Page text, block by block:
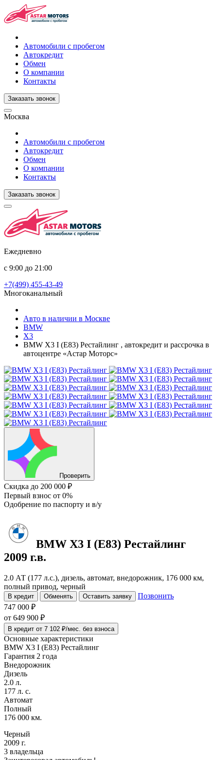
Автомобили с пробегом
Автокредит
Обмен
О компании
Контакты
Заказать звонок
Москва
Автомобили с пробегом
Автокредит
Обмен
О компании
Контакты
Заказать звонок
Ежедневно
с 9:00 до 21:00
+7(499) 455-43-49
Многоканальный
Авто в наличии в Москве
BMW
X3
BMW X3 I (E83) Рестайлинг , автокредит и рассрочка в
автоцентре «Астар Моторс»
Проверить
Скидка до 200 000 ₽
Первый взнос от 0%
Одобрение по паспорту и в/у
BMW X3 I (E83) Рестайлинг
2009 г.в.
2.0 АТ (177 л.с.), дизель, автомат, внедорожник, 176 000 км,
полный привод, черный
В кредит Обменять Оставить заявку
Позвонить
747 000 ₽
от 649 900 ₽
В кредит от 7 102 ₽/мес. без взноса
Основные характеристики
BMW X3 I (E83) Рестайлинг
Гарантия 2 года
Внедорожник
Дизель
2.0 л.
177 л. с.
Автомат
Полный
176 000 км.
Черный
2009 г.
3 владельца